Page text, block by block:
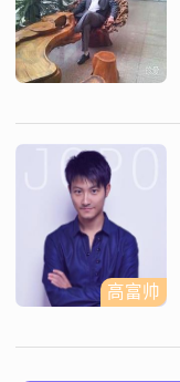
高富帅